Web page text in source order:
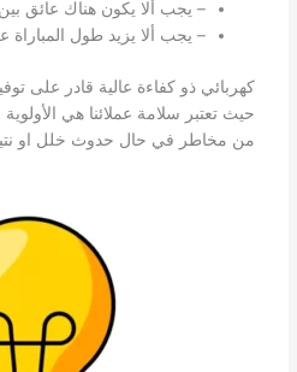
– يجب ألا يكون هناك عائق
– يجب ألا يزيد طول المباراة عن 3 أمتار من نقطة
كهربائي ذو كفاءة عالية قادر على
حيث تعتبر سلامة عملائنا هي
من مخاطر في حال حدوث خلل او